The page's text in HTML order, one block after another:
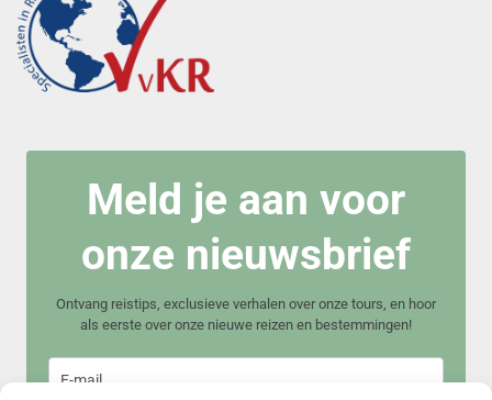
Meld je aan voor
onze nieuwsbrief
Ontvang reistips, exclusieve verhalen over onze tours, en hoor
als eerste over onze nieuwe reizen en bestemmingen!